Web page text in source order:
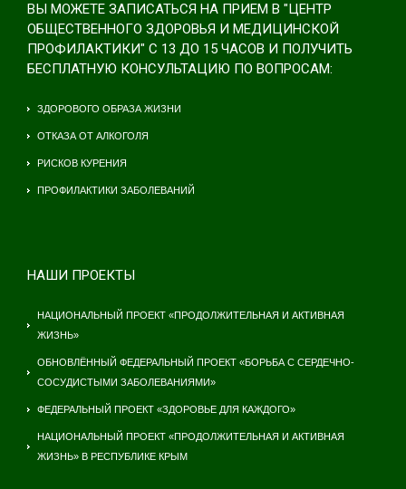
ВЫ МОЖЕТЕ ЗАПИСАТЬСЯ НА ПРИЕМ В "ЦЕНТР
ОБЩЕСТВЕННОГО ЗДОРОВЬЯ И МЕДИЦИНСКОЙ
ПРОФИЛАКТИКИ" С 13 ДО 15 ЧАСОВ И ПОЛУЧИТЬ
БЕСПЛАТНУЮ КОНСУЛЬТАЦИЮ ПО ВОПРОСАМ:
ЗДОРОВОГО ОБРАЗА ЖИЗНИ
ОТКАЗА ОТ АЛКОГОЛЯ
РИСКОВ КУРЕНИЯ
ПРОФИЛАКТИКИ ЗАБОЛЕВАНИЙ
НАШИ ПРОЕКТЫ
НАЦИОНАЛЬНЫЙ ПРОЕКТ «ПРОДОЛЖИТЕЛЬНАЯ И АКТИВНАЯ
ЖИЗНЬ»
ОБНОВЛЁННЫЙ ФЕДЕРАЛЬНЫЙ ПРОЕКТ «БОРЬБА С СЕРДЕЧНО-
СОСУДИСТЫМИ ЗАБОЛЕВАНИЯМИ»
ФЕДЕРАЛЬНЫЙ ПРОЕКТ «ЗДОРОВЬЕ ДЛЯ КАЖДОГО»
НАЦИОНАЛЬНЫЙ ПРОЕКТ «ПРОДОЛЖИТЕЛЬНАЯ И АКТИВНАЯ
ЖИЗНЬ» В РЕСПУБЛИКЕ КРЫМ